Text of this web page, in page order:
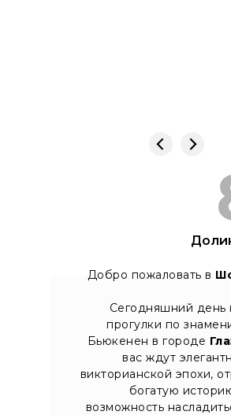
Добро пожаловать в
Сегодняшний день
прогулки по
Бьюкенен в городе
вас ждут
викторианской эпохи,
богатую
возможность